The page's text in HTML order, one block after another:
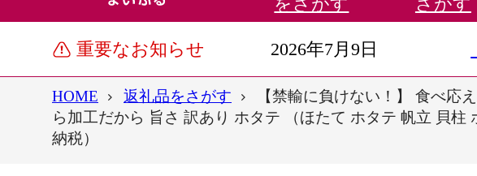
重要なお知らせ 2026年7月9日
HOME 返礼品をさがす
【禁輸に負けない！】 食べ応
ら加工だから 旨さ 訳あり ホタテ （ほたて ホタテ 帆立 貝
納税）